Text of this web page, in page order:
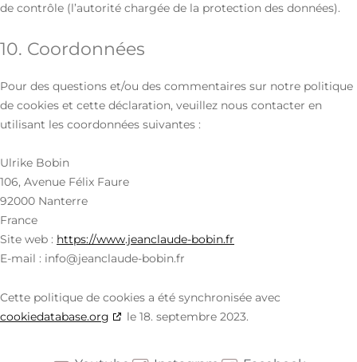
de contrôle (l’autorité chargée de la protection des données).
10. Coordonnées
Pour des questions et/ou des commentaires sur notre politique
de cookies et cette déclaration, veuillez nous contacter en
utilisant les coordonnées suivantes :
Ulrike Bobin
106, Avenue Félix Faure
92000 Nanterre
France
Site web : https://www.jeanclaude-bobin.fr
E-mail : info@jeanclaude-bobin.fr
Cette politique de cookies a été synchronisée avec
cookiedatabase.org
le 18. septembre 2023.